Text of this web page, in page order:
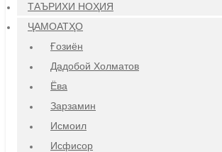
ТАЪРИХИ НОҲИЯ
ҶАМОАТҲО
Ғозиён
Дадобой Холматов
Ёва
Зарзамин
Исмоил
Исфисор